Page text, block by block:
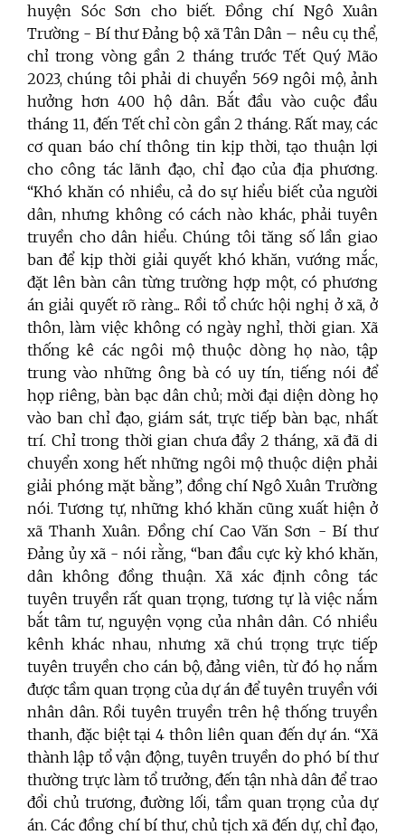
huyện Sóc Sơn cho biết. Đồng chí Ngô Xuân
Trường - Bí thư Đảng bộ xã Tân Dân – nêu cụ thể,
chỉ trong vòng gần 2 tháng trước Tết Quý Mão
2023, chúng tôi phải di chuyển 569 ngôi mộ, ảnh
hưởng hơn 400 hộ dân. Bắt đầu vào cuộc đầu
tháng 11, đến Tết chỉ còn gần 2 tháng. Rất may, các
cơ quan báo chí thông tin kịp thời, tạo thuận lợi
cho công tác lãnh đạo, chỉ đạo của địa phương.
“Khó khăn có nhiều, cả do sự hiểu biết của người
dân, nhưng không có cách nào khác, phải tuyên
truyền cho dân hiểu. Chúng tôi tăng số lần giao
ban để kịp thời giải quyết khó khăn, vướng mắc,
đặt lên bàn cân từng trường hợp một, có phương
án giải quyết rõ ràng... Rồi tổ chức hội nghị ở xã, ở
thôn, làm việc không có ngày nghỉ, thời gian. Xã
thống kê các ngôi mộ thuộc dòng họ nào, tập
trung vào những ông bà có uy tín, tiếng nói để
họp riêng, bàn bạc dân chủ; mời đại diện dòng họ
vào ban chỉ đạo, giám sát, trực tiếp bàn bạc, nhất
trí. Chỉ trong thời gian chưa đầy 2 tháng, xã đã di
chuyển xong hết những ngôi mộ thuộc diện phải
giải phóng mặt bằng”, đồng chí Ngô Xuân Trường
nói. Tương tự, những khó khăn cũng xuất hiện ở
xã Thanh Xuân. Đồng chí Cao Văn Sơn - Bí thư
Đảng ủy xã - nói rằng, “ban đầu cực kỳ khó khăn,
dân không đồng thuận. Xã xác định công tác
tuyên truyền rất quan trọng, tương tự là việc nắm
bắt tâm tư, nguyện vọng của nhân dân. Có nhiều
kênh khác nhau, nhưng xã chú trọng trực tiếp
tuyên truyền cho cán bộ, đảng viên, từ đó họ nắm
được tầm quan trọng của dự án để tuyên truyền với
nhân dân. Rồi tuyên truyền trên hệ thống truyền
thanh, đặc biệt tại 4 thôn liên quan đến dự án. “Xã
thành lập tổ vận động, tuyên truyền do phó bí thư
thường trực làm tổ trưởng, đến tận nhà dân để trao
đổi chủ trương, đường lối, tầm quan trọng của dự
án. Các đồng chí bí thư, chủ tịch xã đến dự, chỉ đạo,